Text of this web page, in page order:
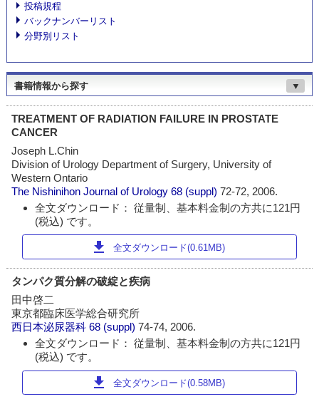
投稿規程
バックナンバーリスト
分野別リスト
書籍情報から探す ▼
TREATMENT OF RADIATION FAILURE IN PROSTATE
CANCER
Joseph L.Chin
Division of Urology Department of Surgery, University of
Western Ontario
The Nishinihon Journal of Urology 68 (suppl)72-72, 2006.
全文ダウンロード： 従量制、基本料金制の方共に121円
(税込) です。
download 全文ダウンロード(0.61MB)
タンパク質分解の破綻と疾病
田中啓二
東京都臨床医学総合研究所
西日本泌尿器科 68 (suppl)74-74, 2006.
全文ダウンロード： 従量制、基本料金制の方共に121円
(税込) です。
download 全文ダウンロード(0.58MB)